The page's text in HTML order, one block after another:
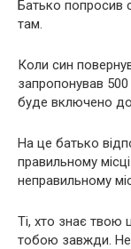
Батько попросив
там.
Коли син
запропонував 500
буде включено до
На це батько
правильному
неправильному
Ті, хто знає твою
тобою завжди. Не